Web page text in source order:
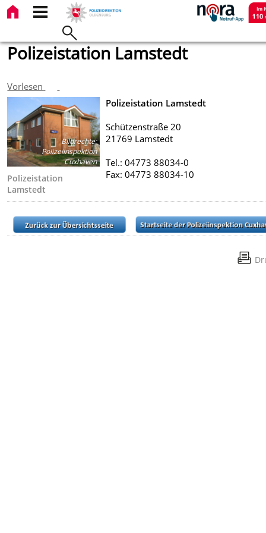
Polizeistation Lamstedt
Vorlesen
Bildrechte:
Polizeiinspektion
Cuxhaven
Polizeistation
Lamstedt
Polizeistation Lamstedt
Schützenstraße 20
21769 Lamstedt
Tel.: 04773 88034-0
Fax: 04773 88034-10